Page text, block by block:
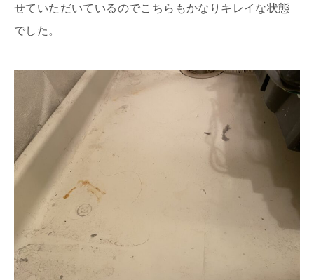
せていただいているのでこちらもかなりキレイな状態
でした。